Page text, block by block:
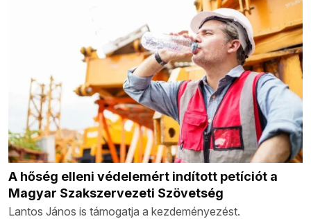
A hőség elleni védelemért indított petíciót a
Magyar Szakszervezeti Szövetség
Lantos János is támogatja a kezdeményezést.